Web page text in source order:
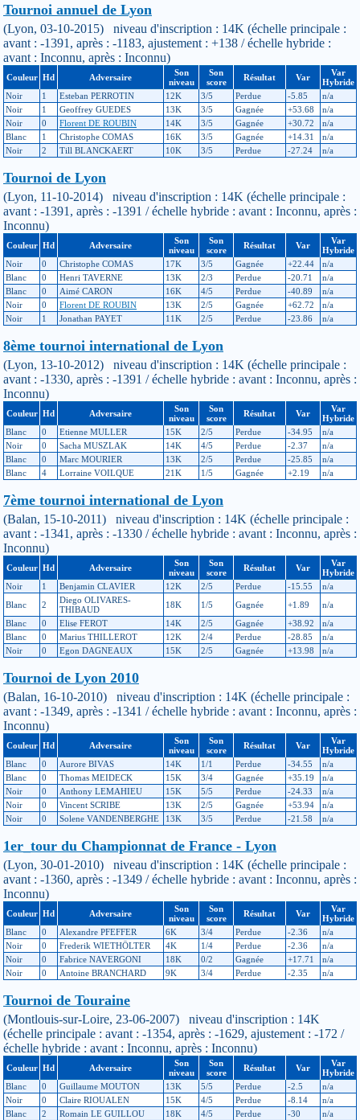
Tournoi annuel de Lyon
(Lyon, 03-10-2015) niveau d'inscription : 14K (échelle principale :
avant : -1391, après : -1183, ajustement : +138 / échelle hybride :
avant : Inconnu, après : Inconnu)
Couleur Hd Adversaire
Son
niveau
Son
score
Résultat Var
Var
Hybride
Noir
1 Esteban PERROTIN 12K 3/5 Perdue -5.85
n/a
Noir
1 Geoffrey GUEDES 13K 3/5 Gagnée +53.68
n/a
Noir
0 Florent DE ROUBIN 14K 3/5 Gagnée +30.72
n/a
Blanc
1 Christophe COMAS 16K 3/5 Gagnée +14.31
n/a
Noir
2 Till BLANCKAERT 10K 3/5 Perdue -27.24 n/a
Tournoi de Lyon
(Lyon, 11-10-2014) niveau d'inscription : 14K (échelle principale :
avant : -1391, après : -1391 / échelle hybride : avant : Inconnu, après :
Inconnu)
Couleur Hd Adversaire
Son
niveau
Son
score
Résultat Var
Var
Hybride
Noir
0 Christophe COMAS 17K 3/5 Gagnée +22.44
n/a
Blanc
0 Henri TAVERNE 13K 2/3 Perdue -20.71
n/a
Blanc
0 Aimé CARON 16K 4/5 Perdue -40.89
n/a
Noir
0 Florent DE ROUBIN 13K 2/5 Gagnée +62.72
n/a
Noir
1 Jonathan PAYET 11K 2/5 Perdue -23.86 n/a
8ème tournoi international de Lyon
(Lyon, 13-10-2012) niveau d'inscription : 14K (échelle principale :
avant : -1330, après : -1391 / échelle hybride : avant : Inconnu, après :
Inconnu)
Couleur Hd Adversaire
Son
niveau
Son
score
Résultat Var
Var
Hybride
Blanc
0 Etienne MULLER 15K 2/5 Perdue -34.95
n/a
Noir
0 Sacha MUSZLAK 14K 4/5 Perdue -2.37
n/a
Blanc
0 Marc MOURIER 13K 2/5 Perdue -25.85
n/a
Blanc
4 Lorraine VOILQUE 21K 1/5 Gagnée +2.19 n/a
7ème tournoi international de Lyon
(Balan, 15-10-2011) niveau d'inscription : 14K (échelle principale :
avant : -1341, après : -1330 / échelle hybride : avant : Inconnu, après :
Inconnu)
Couleur Hd Adversaire
Son
niveau
Son
score
Résultat Var
Var
Hybride
Noir
1 Benjamin CLAVIER 12K 2/5 Perdue -15.55
n/a
Blanc
2
Diego OLIVARES-
THIBAUD
18K 1/5 Gagnée +1.89
n/a
Blanc
0 Elise FEROT 14K 2/5 Gagnée +38.92
n/a
Blanc
0 Marius THILLEROT 12K 2/4 Perdue -28.85
n/a
Noir
0 Egon DAGNEAUX 15K 2/5 Gagnée +13.98 n/a
Tournoi de Lyon 2010
(Balan, 16-10-2010) niveau d'inscription : 14K (échelle principale :
avant : -1349, après : -1341 / échelle hybride : avant : Inconnu, après :
Inconnu)
Couleur Hd Adversaire
Son
niveau
Son
score
Résultat Var
Var
Hybride
Blanc
0 Aurore BIVAS 14K 1/1 Perdue -34.55
n/a
Blanc
0 Thomas MEIDECK 15K 3/4 Gagnée +35.19
n/a
Noir
0 Anthony LEMAHIEU 15K 5/5 Perdue -24.33
n/a
Noir
0 Vincent SCRIBE 13K 2/5 Gagnée +53.94
n/a
Noir
0 Solene VANDENBERGHE 13K 3/5 Perdue -21.58 n/a
1er_tour du Championnat de France - Lyon
(Lyon, 30-01-2010) niveau d'inscription : 14K (échelle principale :
avant : -1360, après : -1349 / échelle hybride : avant : Inconnu, après :
Inconnu)
Couleur Hd Adversaire
Son
niveau
Son
score
Résultat Var
Var
Hybride
Blanc
0 Alexandre PFEFFER 6K 3/4 Perdue -2.36
n/a
Noir
0 Frederik WIETHÖLTER 4K 1/4 Perdue -2.36
n/a
Noir
0 Fabrice NAVERGONI 18K 0/2 Gagnée +17.71
n/a
Noir
0 Antoine BRANCHARD 9K 3/4 Perdue -2.35 n/a
Tournoi de Touraine
(Montlouis-sur-Loire, 23-06-2007) niveau d'inscription : 14K
(échelle principale : avant : -1354, après : -1629, ajustement : -172 /
échelle hybride : avant : Inconnu, après : Inconnu)
Couleur Hd Adversaire
Son
niveau
Son
score
Résultat Var
Var
Hybride
Blanc
0 Guillaume MOUTON 13K 5/5 Perdue -2.5
n/a
Noir
0 Claire RIOUALEN 15K 4/5 Perdue -8.14
n/a
Blanc
2 Romain LE GUILLOU 18K 4/5 Perdue -30
n/a